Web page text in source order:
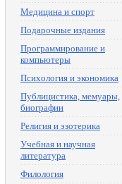
Медицина и спорт
Подарочные издания
Программирование и
компьютеры
Психология и экономика
Публицистика, мемуары,
биографии
Религия и эзотерика
Учебная и научная
литература
Филология